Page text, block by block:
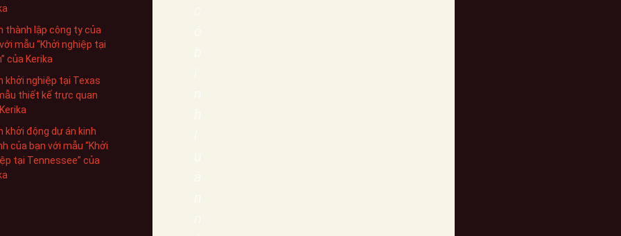
thành lập công ty của
mẫu “Khởi nghiệp tại
của Kerika
khởi nghiệp tại Texas
thiết kế trực quan
khởi động dự án kinh
của bạn với mẫu “Khởi
tại Tennessee” của
c
ó
b
ì
n
h
l
u
ậ
n
n